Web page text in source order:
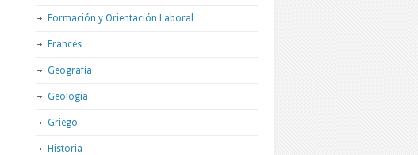
Formación y Orientación Laboral
Francés
Geografía
Geología
Griego
Historia